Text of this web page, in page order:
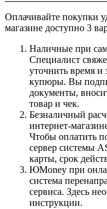
Оплачивайте покупки
магазине доступно 3
Наличные при
Специалист
уточнить время и
купюры. Вы
документы,
товар и чек.
Безналичный
интернет-
Чтобы оплатить
сервер системы
карты, срок
ЮMoney при
система
сервиса. Здесь
инструкции.